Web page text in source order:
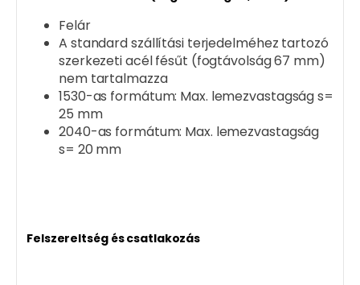
Felár
A standard szállítási terjedelméhez tartozó
szerkezeti acél fésűt (fogtávolság 67 mm)
nem tartalmazza
1530-as formátum: Max. lemezvastagság s=
25 mm
2040-as formátum: Max. lemezvastagság
s= 20 mm
Felszereltség és csatlakozás